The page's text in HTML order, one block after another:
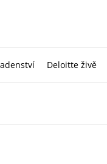
Deloitte živě